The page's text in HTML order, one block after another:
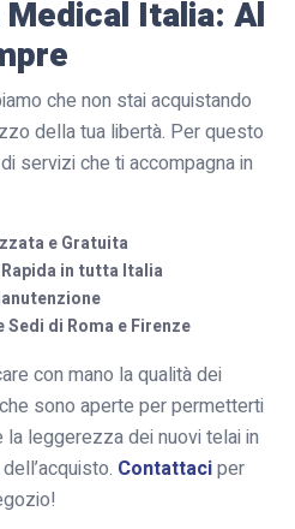
Italia: Al
che non stai acquistando
della tua libertà. Per questo
servizi che ti accompagna in
e Gratuita
in tutta Italia
di Roma e Firenze
con mano la qualità dei
sono aperte per permetterti
leggerezza dei nuovi telai in
Contattaciper